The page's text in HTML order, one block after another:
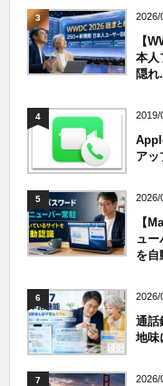
3 2026/
【
本人
隠れ
4 2019/
アッ
5 2026/
【
ュ
を自
6 2026/
通話
地味
7 2026/